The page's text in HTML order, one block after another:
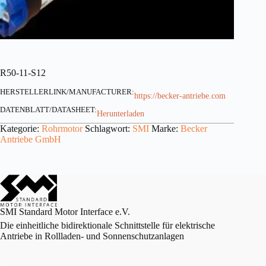
R50-11-S12
HERSTELLERLINK/MANUFACTURER:https://becker-antriebe.com
DATENBLATT/DATASHEET:Herunterladen
Kategorie: Rohrmotor Schlagwort: SMI Marke: Becker
Antriebe GmbH
SMI Standard Motor Interface e.V.
Die einheitliche bidirektionale Schnittstelle für elektrische
Antriebe in Rollladen- und Sonnenschutzanlagen